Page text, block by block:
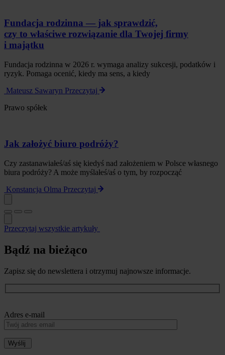
Fundacja rodzinna — jak sprawdzić,
czy to właściwe rozwiązanie dla Twojej firmy
i majątku
Fundacja rodzinna w 2026 r. wymaga analizy sukcesji, podatków i
ryzyk. Pomaga ocenić, kiedy ma sens, a kiedy
Mateusz Sawaryn Przeczytaj
Prawo spółek
Jak założyć biuro podróży?
Czy zastanawiałeś/aś się kiedyś nad założeniem w Polsce własnego
biura podróży? A może myślałeś/aś o tym, by rozpocząć
Konstancja Olma Przeczytaj
Przeczytaj wszystkie artykuły
Bądź na bieżąco
Zapisz się do newslettera i otrzymuj najnowsze informacje.
Adres e-mail
Wyślij